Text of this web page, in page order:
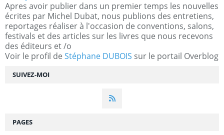
SUIVEZ-MOI
Apres avoir publier dans un premier temps les nouvelles
écrites par Michel Dubat, nous publions des entretiens,
reportages réaliser à l'occasion de conventions, salons,
festivals et des articles sur les livres que nous recevons
des éditeurs et /o
Voir le profil de Stéphane DUBOIS sur le portail Overblog
PAGES